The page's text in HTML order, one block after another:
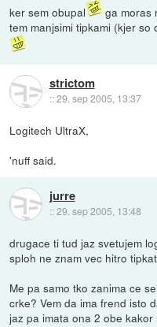
ker sem obupal
ga moras
tem manjsimi tipkami (kjer
strictom
::29. sep 2005, 13:37
Logitech UltraX,
'nuff said.
jurre
::29. sep 2005, 13:48
drugace ti tud jaz svetujem
sploh ne znam vec hitro
Me pa samo tko zanima ce
crke? Vem da ima frend isto
jaz pa imata ona 2 obe